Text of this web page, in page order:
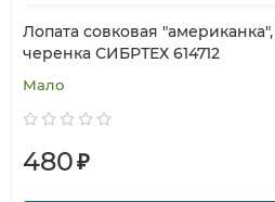
Лопата совковая
черенка СИБРТЕХ 614712
Мало
480₽